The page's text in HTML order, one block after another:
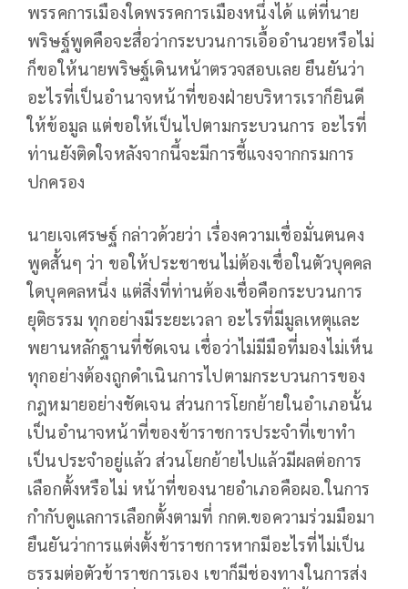
พรรคการเมืองใดพรรคการเมืองหนึ่งได้ แต่ที่นาย
พริษฐ์พูดคือจะสื่อว่ากระบวนการเอื้ออำนวยหรือไม่
ก็ขอให้นายพริษฐ์เดินหน้าตรวจสอบเลย ยืนยันว่า
อะไรที่เป็นอำนาจหน้าที่ของฝ่ายบริหารเราก็ยินดี
ให้ข้อมูล แต่ขอให้เป็นไปตามกระบวนการ อะไรที่
ท่านยังติดใจหลังจากนี้จะมีการชี้แจงจากกรมการ
ปกครอง
นายเจเศรษฐ์​ กล่าวด้วยว่า เรื่องความเชื่อมั่นตนคง
พูดสั้นๆ ว่า ขอให้ประชาชนไม่ต้องเชื่อในตัวบุคคล
ใดบุคคลหนึ่ง แต่สิ่งที่ท่านต้องเชื่อคือกระบวนการ
ยุติธรรม ทุกอย่างมีระยะเวลา อะไรที่มีมูลเหตุและ
พยานหลักฐานที่ชัดเจน เชื่อว่าไม่มีมือที่มองไม่เห็น
ทุกอย่างต้องถูกดำเนินการไปตามกระบวนการของ
กฎหมายอย่างชัดเจน ส่วนการโยกย้ายในอำเภอนั้น
เป็นอำนาจหน้าที่ของข้าราชการประจำที่เขาทำ
เป็นประจำอยู่แล้ว ส่วนโยกย้ายไปแล้วมีผลต่อการ
เลือกตั้งหรือไม่ หน้าที่ของนายอำเภอคือผอ.ในการ
กำกับดูแลการเลือกตั้งตามที่ กกต.ขอความร่วมมือมา
ยืนยันว่าการแต่งตั้งข้าราชการหากมีอะไรที่ไม่เป็น
ธรรมต่อตัวข้าราชการเอง เขาก็มีช่องทางในการส่ง